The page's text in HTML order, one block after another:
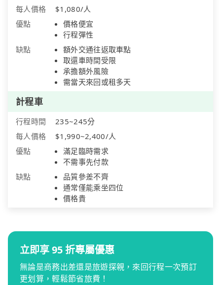
每人價格
$1,080/人
優點
價格便宜
行程彈性
缺點
額外交通往返取車點
取還車時間受限
承擔額外風險
需當天來回或租多天
計程車
行程時間
235~245分
每人價格
$1,990~2,400/人
優點
滿足臨時需求
不需事先付款
缺點
品質參差不齊
通常僅能乘坐四位
價格貴
立即享 95 折專屬優惠
無論是商務出差還是旅遊探親，來回行程一次預訂
更划算，輕鬆節省旅費！